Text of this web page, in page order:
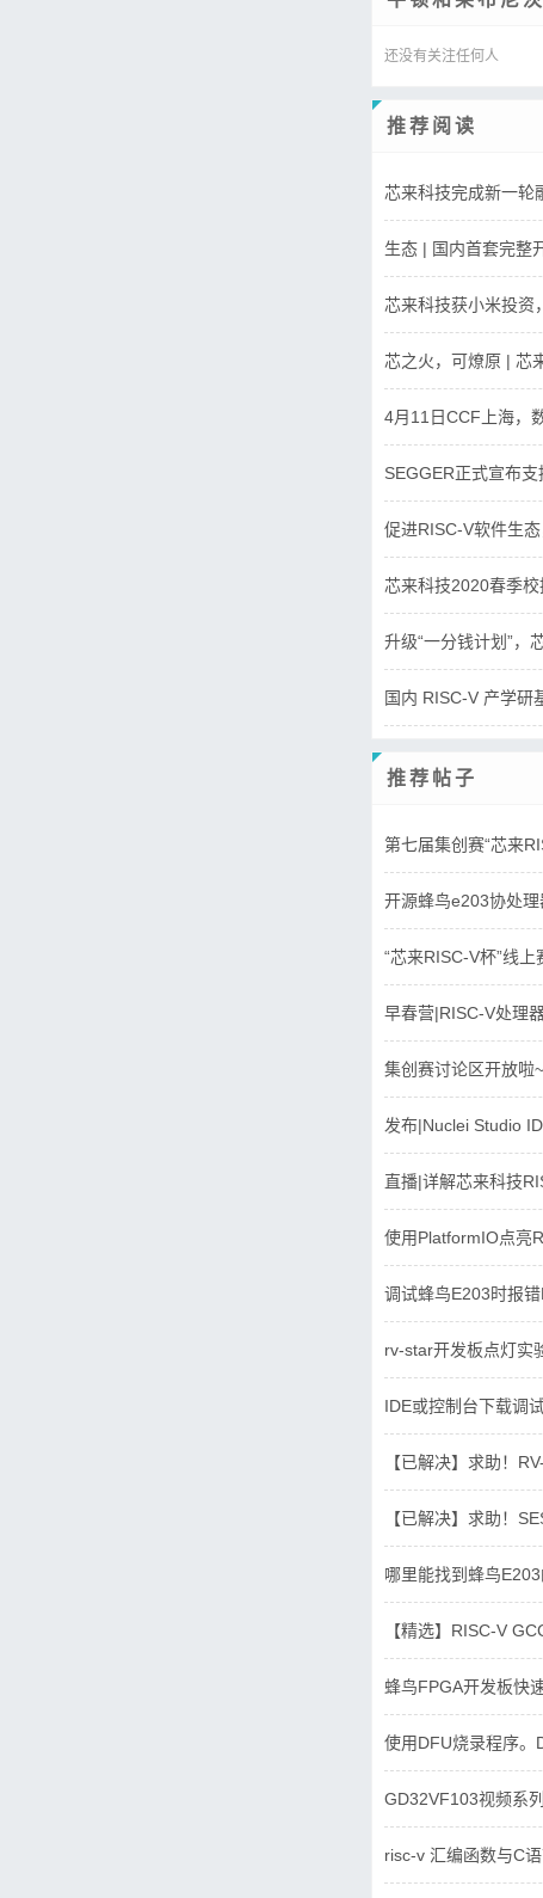
还没有关注任何人
推荐阅读
芯来科技完成新一轮
生态 | 国内首套完整
芯来科技获小米投资
芯之火，可燎原 | 芯
4月11日CCF上海，
SEGGER正式宣布
促进RISC-V软件生
芯来科技2020春季校
升级“一分钱计划”，
国内 RISC-V 产学研
推荐帖子
第七届集创赛“芯来
开源蜂鸟e203协处
“芯来RISC-V杯”线
早春营|RISC-V处理
集创赛讨论区开放啦
发布|Nuclei Studio
直播|详解芯来科技
使用PlatformIO点亮
调试蜂鸟E203时报
rv-star开发板点灯实
IDE或控制台下载调
【已解决】求助！
【已解决】求助！
哪里能找到蜂鸟
【精选】RISC-V
蜂鸟FPGA开发板快
使用DFU烧录程序。
GD32VF103视频系
risc-v 汇编函数与C